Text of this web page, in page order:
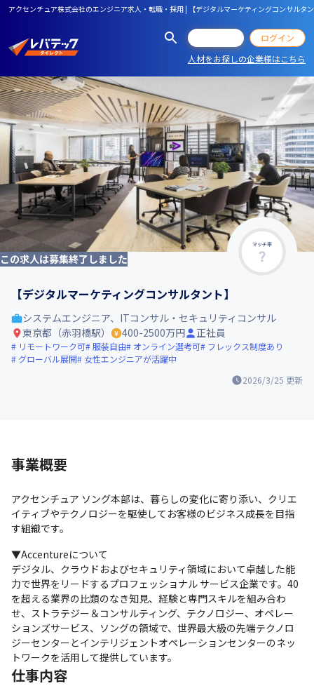
アクセンチュア株式会社のエンジニア求人・転職・採用 | 【デジタルマーケティングコンサルタ
ログイン
人材をお探しの企業様はこちら
マッチ率
この求人は募集終了しました
【デジタルマーケティングコンサルタント】
2026/3/25 更新
システムエンジニア、ITコンサル・セキュリティコンサル
東京都（赤羽橋駅）
400-2500万円 正社員
リモートワーク可 服装自由 オンライン選考可
フレックス制度あり
グローバル展開
女性エンジニアが活躍中
事業概要
アクセンチュア ソング本部は、暮らしの変化に寄り添い、クリエ
イティブやテクノロジーを駆使してお客様のビジネス成長を目指
す組織です。
▼Accentureについて
デジタル、クラウドおよびセキュリティ領域において卓越した能
力で世界をリードするプロフェッショナル サービス企業です。40
を超える業界の比類のなき知見、経験と専門スキルを組み合わ
せ、ストラテジー＆コンサルティング、テクノロジー、オペレー
ションズサービス、ソングの領域で、世界最大級の先端テクノロ
ジーセンターとインテリジェントオペレーションセンターのネッ
トワークを活用して提供しています。
仕事内容